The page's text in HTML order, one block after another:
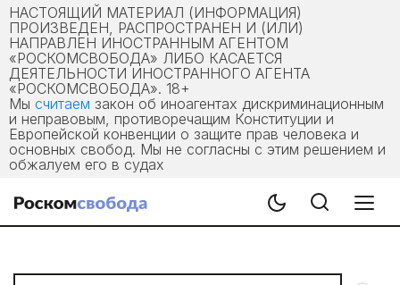
НАСТОЯЩИЙ МАТЕРИАЛ (ИНФОРМАЦИЯ)
ПРОИЗВЕДЕН, РАСПРОСТРАНЕН И (ИЛИ)
НАПРАВЛЕН ИНОСТРАННЫМ АГЕНТОМ
«РОСКОМСВОБОДА» ЛИБО КАСАЕТСЯ
ДЕЯТЕЛЬНОСТИ ИНОСТРАННОГО АГЕНТА
«РОСКОМСВОБОДА». 18+
Мы считаем закон об иноагентах дискриминационным
и неправовым, противоречащим Конституции и
Европейской конвенции о защите прав человека и
основных свобод. Мы не согласны с этим решением и
обжалуем его в судах